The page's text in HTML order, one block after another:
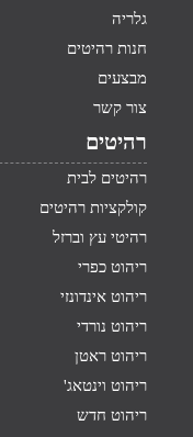
גלריה
חנות רהיטים
מבצעים
צור קשר
רהיטים
רהיטים לבית
קולקציות רהיטים
רהיטי עץ וברזל
ריהוט כפרי
ריהוט אינדונזי
ריהוט נורדי
ריהוט ראטן
ריהוט וינטאג'
ריהוט חדש